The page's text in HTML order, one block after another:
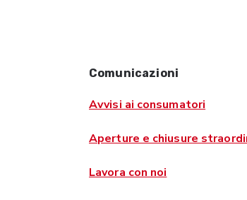
Comunicazioni
Avvisi ai consumatori
Aperture e chiusure
Lavora con noi